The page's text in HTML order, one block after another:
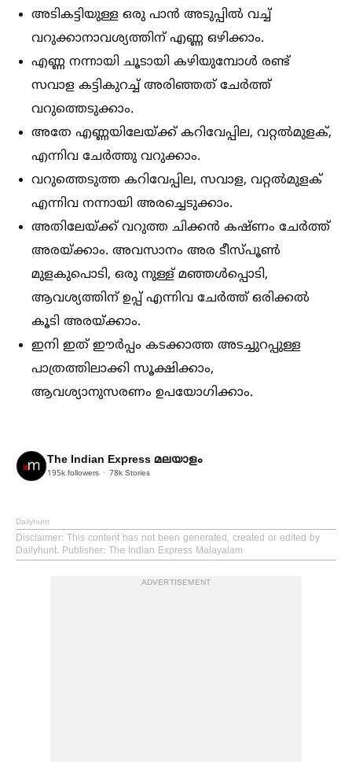
അടികട്ടിയുള്ള ഒരു പാൻ അടുപ്പില്‍ വച്ച്‌
വറുക്കാനാവശ്യത്തിന് എണ്ണ ഒഴിക്കാം.
എണ്ണ നന്നായി ചൂടായി കഴിയുമ്പോള്‍ രണ്ട്
സവാള കട്ടികുറച്ച്‌ അരിഞ്ഞത് ചേർത്ത്
വറുത്തെടുക്കാം.
അതേ എണ്ണയിലേയ്ക്ക് കറിവേപ്പില, വറ്റല്‍മുളക്,
എന്നിവ ചേർത്തു വറുക്കാം.
വറുത്തെടുത്ത കറിവേപ്പില, സവാള, വറ്റല്‍മുളക്
എന്നിവ നന്നായി അരച്ചെടുക്കാം.
അതിലേയ്ക്ക് വറുത്ത ചിക്കൻ കഷ്ണം ചേർത്ത്
അരയ്ക്കാം. അവസാനം അര ടീസ്പൂണ്‍
മുളകുപൊടി, ഒരു നുള്ള് മഞ്ഞള്‍പ്പൊടി,
ആവശ്യത്തിന് ഉപ്പ് എന്നിവ ചേർത്ത് ഒരിക്കല്‍
കൂടി അരയ്ക്കാം.
ഇനി ഇത് ഈർപ്പം കടക്കാത്ത അടച്ചുറപ്പുള്ള
പാത്രത്തിലാക്കി സൂക്ഷിക്കാം,
ആവശ്യാനുസരണം ഉപയോഗിക്കാം.
The Indian Express മലയാളം
195k followers 78k Stories
Dailyhunt
Disclaimer: This content has not been generated, created or edited by
Dailyhunt. Publisher: The Indian Express Malayalam
ADVERTISEMENT